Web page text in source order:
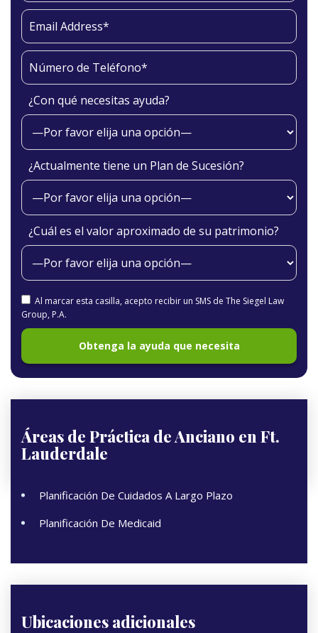
¿Con qué necesitas ayuda?
¿Actualmente tiene un Plan de Sucesión?
¿Cuál es el valor aproximado de su patrimonio?
Al marcar esta casilla, acepto recibir un SMS de The Siegel Law
Group, P.A.
Áreas de Práctica deAnciano en Ft.
Lauderdale
Planificación De Cuidados A Largo Plazo
Planificación De Medicaid
Ubicaciones adicionales